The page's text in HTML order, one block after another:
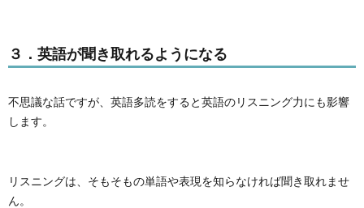
３．英語が聞き取れるようになる
不思議な話ですが、英語多読をすると英語のリスニング力にも影響
します。
リスニングは、そもそもの単語や表現を知らなければ聞き取れませ
ん。